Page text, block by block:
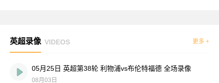
英超录像 VIDEOS 更多 +
05月25日 英超第38轮 利物浦vs布伦特福德 全场录像
08月03日